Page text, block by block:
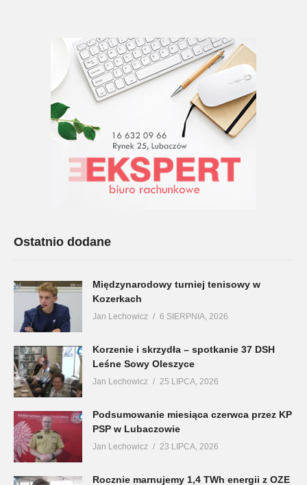
Ostatnio dodane
Międzynarodowy turniej tenisowy w
Kozerkach
Jan Lechowicz 6 SIERPNIA, 2026
Korzenie i skrzydła – spotkanie 37 DSH
Leśne Sowy Oleszyce
Jan Lechowicz 25 LIPCA, 2026
Podsumowanie miesiąca czerwca przez KP
PSP w Lubaczowie
Jan Lechowicz 23 LIPCA, 2026
Rocznie marnujemy 1,4 TWh energii z OZE